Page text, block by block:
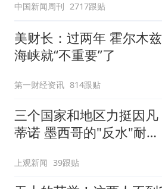
中国新闻周刊 2717跟贴
美财长：过两年 霍尔木兹
海峡就“不重要”了
第一财经资讯 814跟贴
三个国家和地区力挺因凡
蒂诺 墨西哥的"反水"耐人
上观新闻 39跟贴